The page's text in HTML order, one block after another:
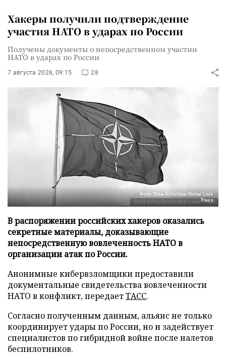
Хакеры получили подтверждение
участия НАТО в ударах по России
Получены документы о непосредственном участии
НАТО в ударах по России
7 августа 2026, 09:15 28
Фото: Elisa Schu/dpa/Global Look
Press
В распоряжении российских хакеров оказались
секретные материалы, доказывающие
непосредственную вовлеченность НАТО в
организации атак по России.
Анонимные кибервзломщики предоставили
документальные свидетельства вовлеченности
НАТО в конфликт, передаетТАСС.
Согласно полученным данным, альянс не только
координирует удары по России, но и задействует
специалистов по гибридной войне после налетов
беспилотников.